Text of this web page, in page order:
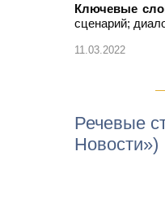
Ключевые
сценарий;
11.03.2022
Речевые
Новости»)